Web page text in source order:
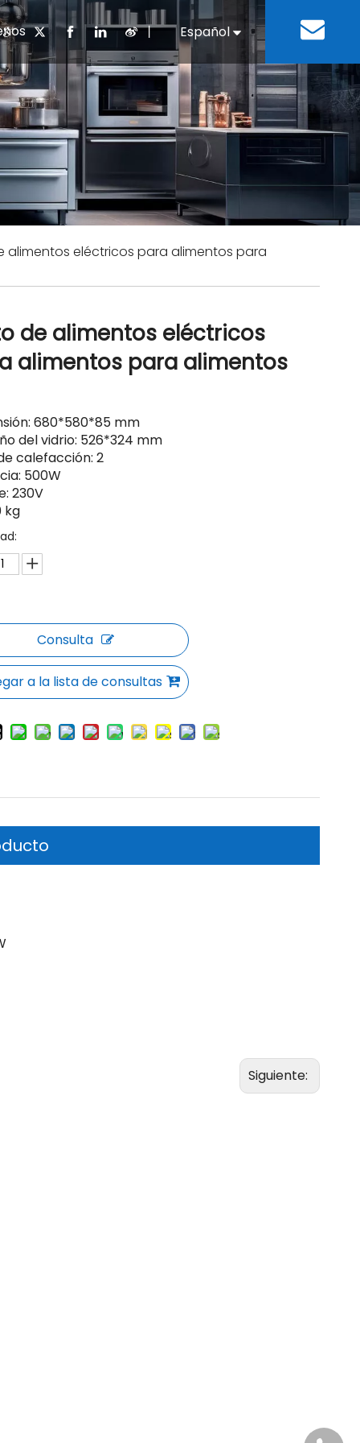
chino Equipos de refrigeración
Equipo para lavar platos
Negocios e Industria Residencias de
Descargar
del desarrollo
丨 Español
English
alimentos eléctricos para alimentos para
de alimentos eléctricos
alimentos para alimentos
680*580*85 mm
del vidrio: 526*324 mm
calefacción: 2
500W
230V
kg
Consulta
a la lista de consultas
Siguiente: